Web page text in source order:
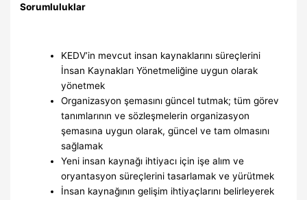
Sorumluluklar
KEDV’in mevcut insan kaynaklarını süreçlerini
İnsan Kaynakları Yönetmeliğine uygun olarak
yönetmek
Organizasyon şemasını güncel tutmak; tüm görev
tanımlarının ve sözleşmelerin organizasyon
şemasına uygun olarak, güncel ve tam olmasını
sağlamak
Yeni insan kaynağı ihtiyacı için işe alım ve
oryantasyon süreçlerini tasarlamak ve yürütmek
İnsan kaynağının gelişim ihtiyaçlarını belirleyerek